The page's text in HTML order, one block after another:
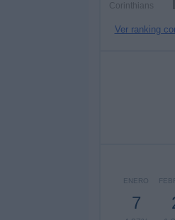
Corinthians
Ver ranking
ENERO
7